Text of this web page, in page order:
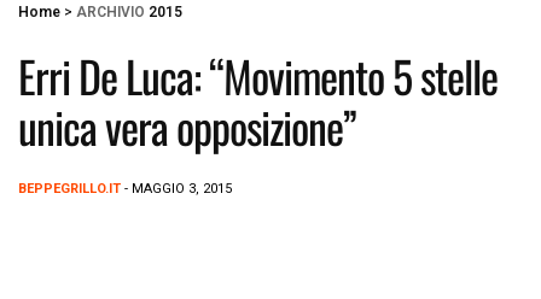
Home > ARCHIVIO 2015
Erri De Luca: “Movimento 5 stelle
unica vera opposizione”
BEPPEGRILLO.IT - MAGGIO 3, 2015